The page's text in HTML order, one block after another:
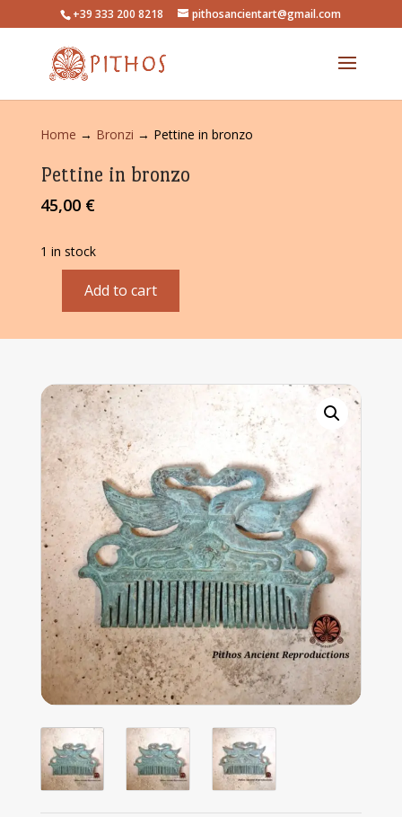
+39 333 200 8218 pithosancientart@gmail.com
Home → Bronzi → Pettine in bronzo
Pettine in bronzo
45,00 €
1 in stock
Pettine
bronzo
Add to cart